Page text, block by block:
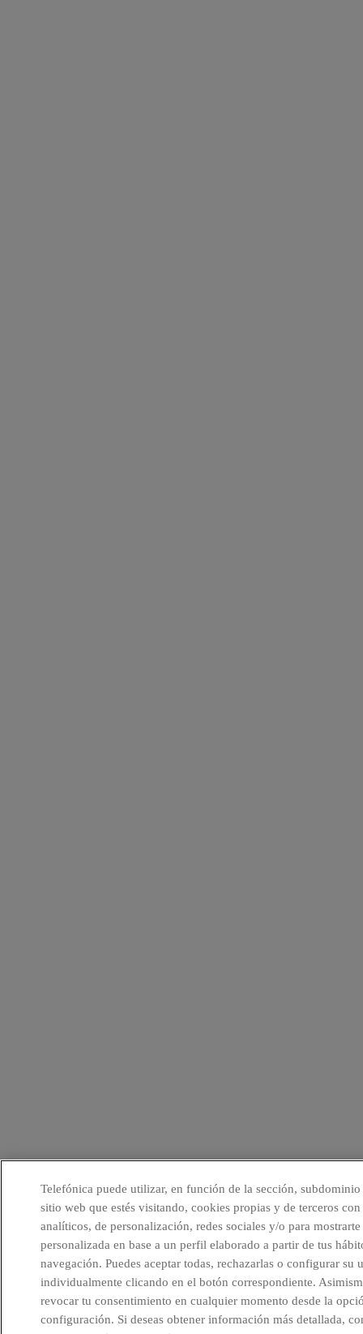
Telefónica puede utilizar, en función de la sección,
sitio web que estés visitando, cookies propias y de terceros
analíticos, de personalización, redes sociales y/o para
personalizada en base a un perfil elaborado a partir de tus
navegación. Puedes aceptar todas, rechazarlas o configurar su
individualmente clicando en el botón correspondiente.
revocar tu consentimiento en cualquier momento desde la
configuración. Si deseas obtener información más detallada,